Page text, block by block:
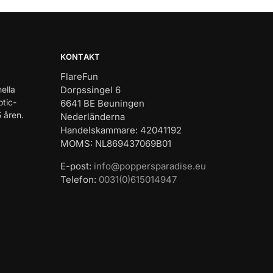
åren.
KONTAKT
FlareFun
Dorpssingel 6
6641 BE Beuningen
Nederländerna
Handelskammare: 42041192
MOMS: NL869437069B01
E-post: info@poppersparadise.eu
Telefon: 0031(0)615014947